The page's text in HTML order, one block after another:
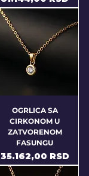
OGRLICA SA
CIRKONOM U
ZATVORENOM
FASUNGU
Price
35.162,00 RSD